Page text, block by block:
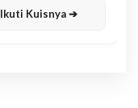
Ikuti Kuisnya ➔